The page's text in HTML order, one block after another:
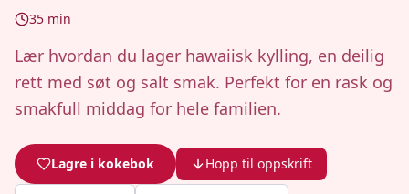
35 min
Lær hvordan du lager hawaiisk kylling, en deilig
rett med søt og salt smak. Perfekt for en rask og
smakfull middag for hele familien.
Lagre i kokebok Hopp til oppskrift